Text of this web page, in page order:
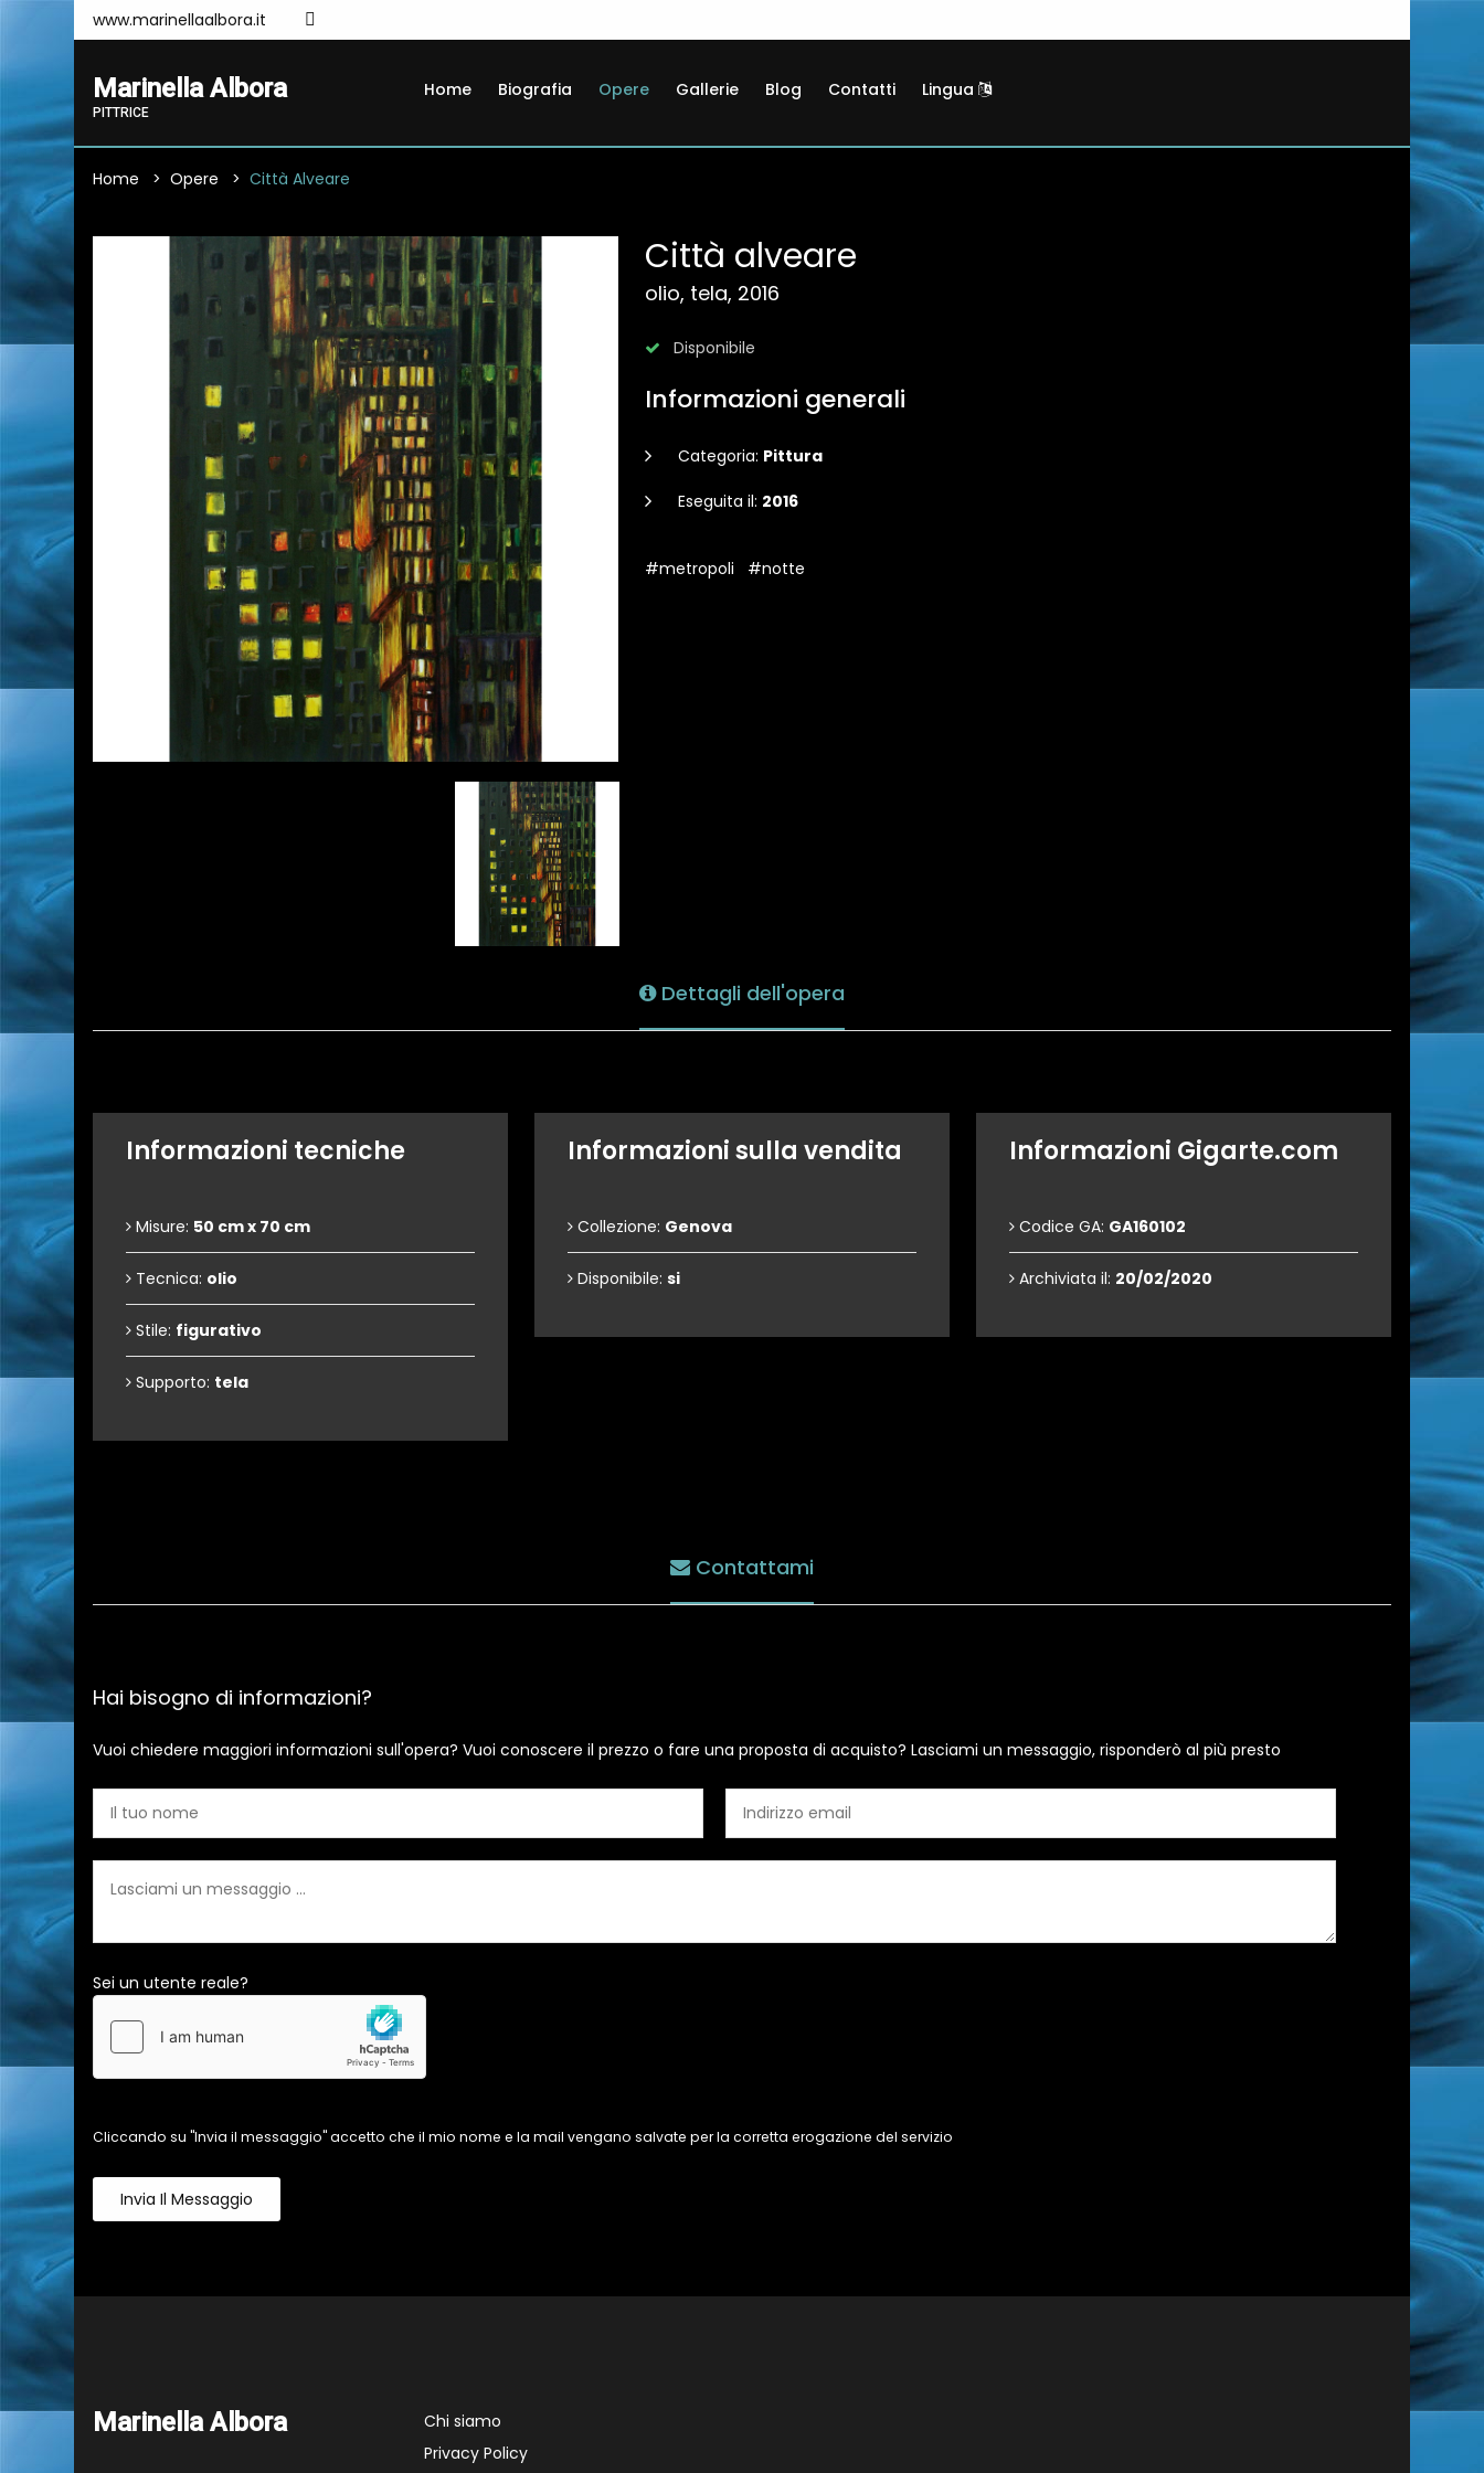
www.marinellaalbora.it
Marinella Albora
PITTRICE
Home Biografia Opere Gallerie Blog Contatti Lingua
Home Opere Città Alveare
Città alveare
olio, tela, 2016
Disponibile
Informazioni generali
Categoria: Pittura
Eseguita il: 2016
#metropoli #notte
Dettagli dell'opera
Informazioni tecniche
Misure: 50 cm x 70 cm
Tecnica: olio
Stile: figurativo
Supporto: tela
Informazioni sulla vendita
Collezione: Genova
Disponibile: si
Informazioni Gigarte.com
Codice GA: GA160102
Archiviata il: 20/02/2020
Contattami
Hai bisogno di informazioni?
Vuoi chiedere maggiori informazioni sull'opera? Vuoi conoscere il prezzo o fare una proposta di acquisto? Lasciami un messaggio, risponderò al più presto
Sei un utente reale?
Cliccando su "Invia il messaggio" accetto che il mio nome e la mail vengano salvate per la corretta erogazione del servizio
Invia Il Messaggio
Marinella Albora
Chi siamo
Privacy Policy